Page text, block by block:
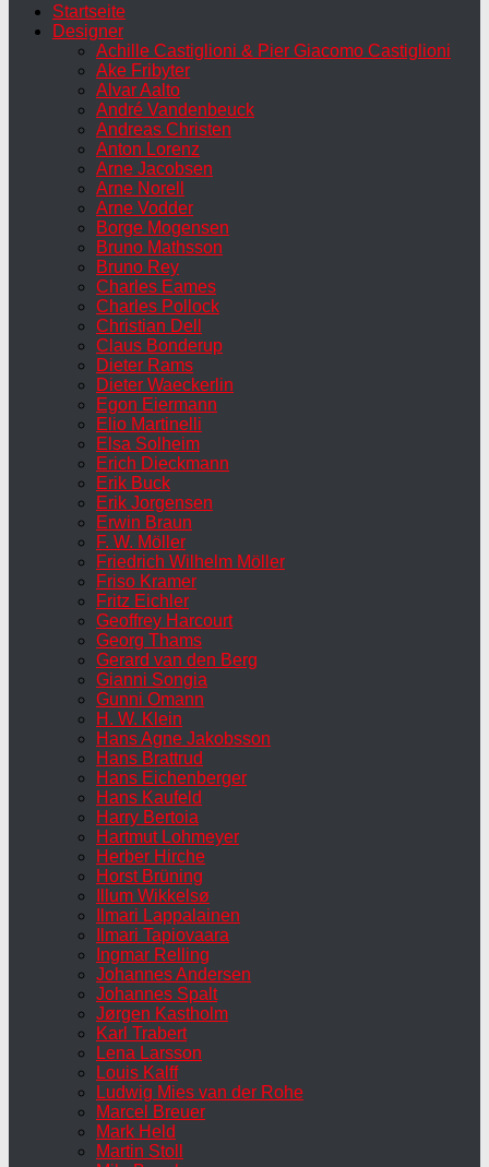
Startseite
Designer
Achille Castiglioni & Pier Giacomo Castiglioni
Ake Fribyter
Alvar Aalto
André Vandenbeuck
Andreas Christen
Anton Lorenz
Arne Jacobsen
Arne Norell
Arne Vodder
Borge Mogensen
Bruno Mathsson
Bruno Rey
Charles Eames
Charles Pollock
Christian Dell
Claus Bonderup
Dieter Rams
Dieter Waeckerlin
Egon Eiermann
Elio Martinelli
Elsa Solheim
Erich Dieckmann
Erik Buck
Erik Jorgensen
Erwin Braun
F. W. Möller
Friedrich Wilhelm Möller
Friso Kramer
Fritz Eichler
Geoffrey Harcourt
Georg Thams
Gerard van den Berg
Gianni Songia
Gunni Omann
H. W. Klein
Hans Agne Jakobsson
Hans Brattrud
Hans Eichenberger
Hans Kaufeld
Harry Bertoia
Hartmut Lohmeyer
Herber Hirche
Horst Brüning
Illum Wikkelsø
Ilmari Lappalainen
Ilmari Tapiovaara
Ingmar Relling
Johannes Andersen
Johannes Spalt
Jørgen Kastholm
Karl Trabert
Lena Larsson
Louis Kalff
Ludwig Mies van der Rohe
Marcel Breuer
Mark Held
Martin Stoll